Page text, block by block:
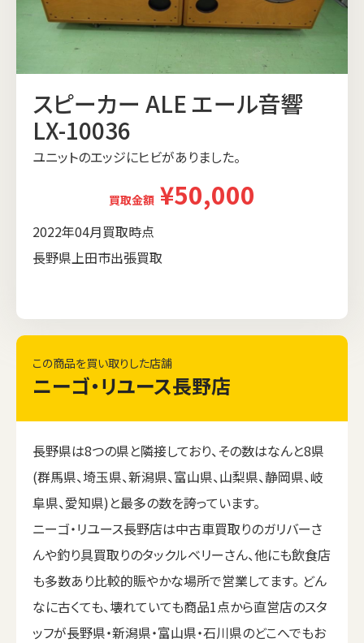
スピーカー ALE エール音響
LX-10036
ユニットのエッジにヒビがありました。
買取金額 ¥50,000
2022年04月買取時点
長野県上田市出張買取
この商品を買い取りした店舗
ニーゴ・リユース長野店
長野県は8つの県と隣接しており、その数はなんと8県
(群馬県、埼玉県、新潟県、富山県、山梨県、静岡県、岐
阜県、愛知県)と最多の数を誇っています。
ニーゴ・リユース長野店は中古車買取りのガリバーさ
んや釣り具買取りのタックルベリーさん、他にも飲食店
も多数あり比較的賑やかな場所で営業してます。 どん
なに古くても、壊れていても商品1点から直営店のスタ
ッフが長野県・新潟県・富山県・石川県のどこへでもお